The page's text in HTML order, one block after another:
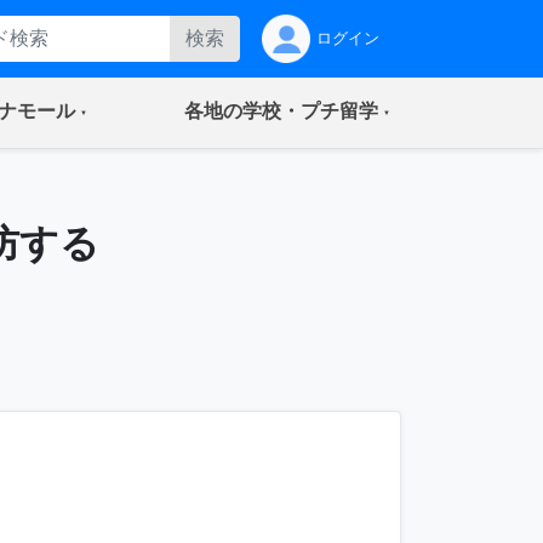
検索 ログイン
モール(current) 各地の学校・プチ留学(current)
する